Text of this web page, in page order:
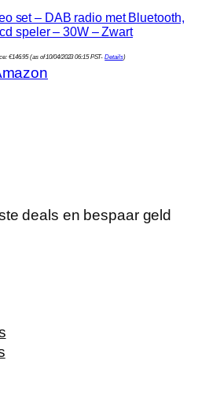
set – DAB radio met Bluetooth,
speler – 30W – Zwart
€146.95(as of 10/04/2023 06:15 PST-Details)
deals en bespaar geld